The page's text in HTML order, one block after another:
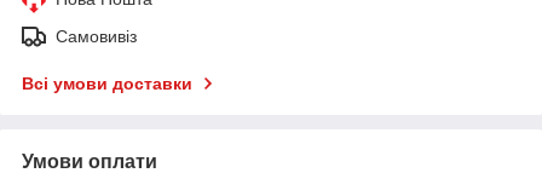
Самовивіз
Всі умови доставки
Умови оплати